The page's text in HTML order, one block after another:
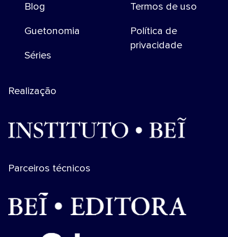
Blog
Guetonomia
Séries
Termos de uso
Política de
privacidade
Realização
Parceiros técnicos